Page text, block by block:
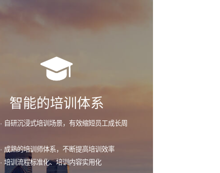
智能的培训体系
· 自研沉浸式培训场景，有效缩短员工成长周
· 成熟的培训师体系，不断提高培训效率
· 培训流程标准化、培训内容实用化